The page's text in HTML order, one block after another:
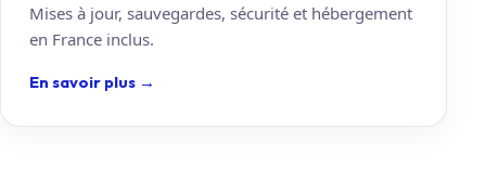
Mises à jour, sauvegardes, sécurité et hébergement
en France inclus.
En savoir plus →